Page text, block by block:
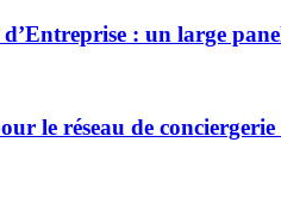
: un large
le réseau de